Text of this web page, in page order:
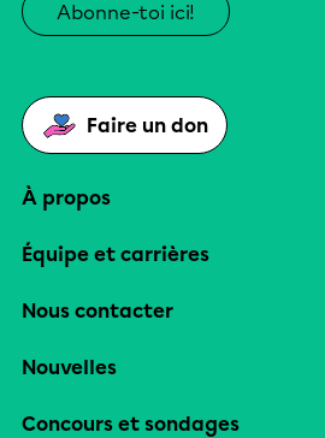
Abonne-toi ici!
Faire un don
À propos
Équipe et carrières
Nous contacter
Nouvelles
Concours et sondages